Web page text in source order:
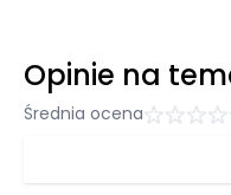
Opinie na
Średnia ocena